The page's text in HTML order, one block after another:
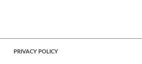
PRIVACY POLICY